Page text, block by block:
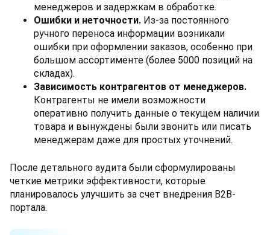
менеджеров и задержкам в обработке.
Ошибки и неточности. Из-за постоянного
ручного переноса информации возникали
ошибки при оформлении заказов, особенно при
большом ассортименте (более 5000 позиций на
складах).
Зависимость контрагентов от менеджеров.
Контрагенты не имели возможности
оперативно получить данные о текущем наличии
товара и вынуждены были звонить или писать
менеджерам даже для простых уточнений.
После детального аудита были сформулированы
четкие метрики эффективности, которые
планировалось улучшить за счет внедрения B2B-
портала.